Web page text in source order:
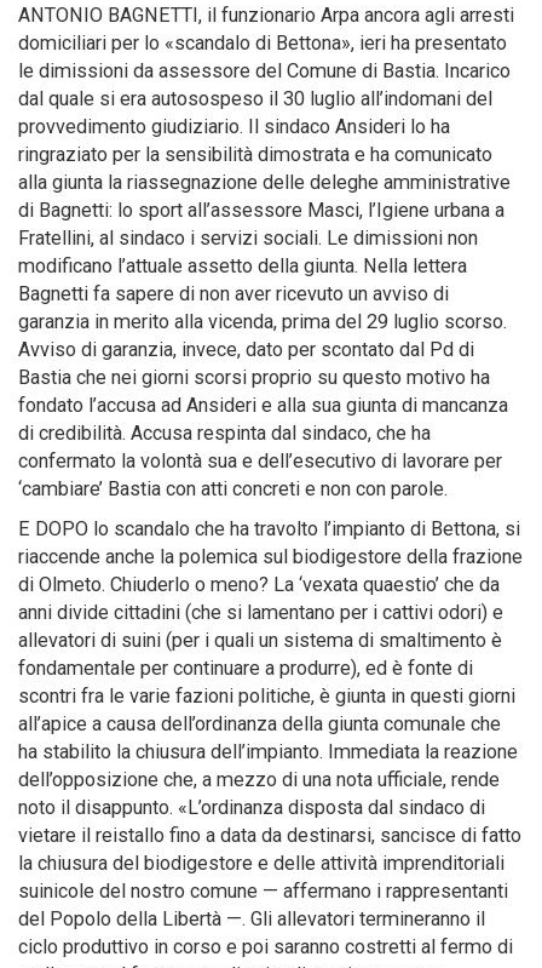
ANTONIO BAGNETTI, il funzionario Arpa ancora agli arresti
domiciliari per lo «scandalo di Bettona», ieri ha presentato
le dimissioni da assessore del Comune di Bastia. Incarico
dal quale si era autosospeso il 30 luglio all’indomani del
provvedimento giudiziario. Il sindaco Ansideri lo ha
ringraziato per la sensibilità dimostrata e ha comunicato
alla giunta la riassegnazione delle deleghe amministrative
di Bagnetti: lo sport all’assessore Masci, l’Igiene urbana a
Fratellini, al sindaco i servizi sociali. Le dimissioni non
modificano l’attuale assetto della giunta. Nella lettera
Bagnetti fa sapere di non aver ricevuto un avviso di
garanzia in merito alla vicenda, prima del 29 luglio scorso.
Avviso di garanzia, invece, dato per scontato dal Pd di
Bastia che nei giorni scorsi proprio su questo motivo ha
fondato l’accusa ad Ansideri e alla sua giunta di mancanza
di credibilità. Accusa respinta dal sindaco, che ha
confermato la volontà sua e dell’esecutivo di lavorare per
‘cambiare’ Bastia con atti concreti e non con parole.
E DOPO lo scandalo che ha travolto l’impianto di Bettona, si
riaccende anche la polemica sul biodigestore della frazione
di Olmeto. Chiuderlo o meno? La ‘vexata quaestio’ che da
anni divide cittadini (che si lamentano per i cattivi odori) e
allevatori di suini (per i quali un sistema di smaltimento è
fondamentale per continuare a produrre), ed è fonte di
scontri fra le varie fazioni politiche, è giunta in questi giorni
all’apice a causa dell’ordinanza della giunta comunale che
ha stabilito la chiusura dell’impianto. Immediata la reazione
dell’opposizione che, a mezzo di una nota ufficiale, rende
noto il disappunto. «L’ordinanza disposta dal sindaco di
vietare il reistallo fino a data da destinarsi, sancisce di fatto
la chiusura del biodigestore e delle attività imprenditoriali
suinicole del nostro comune — affermano i rappresentanti
del Popolo della Libertà —. Gli allevatori termineranno il
ciclo produttivo in corso e poi saranno costretti al fermo di